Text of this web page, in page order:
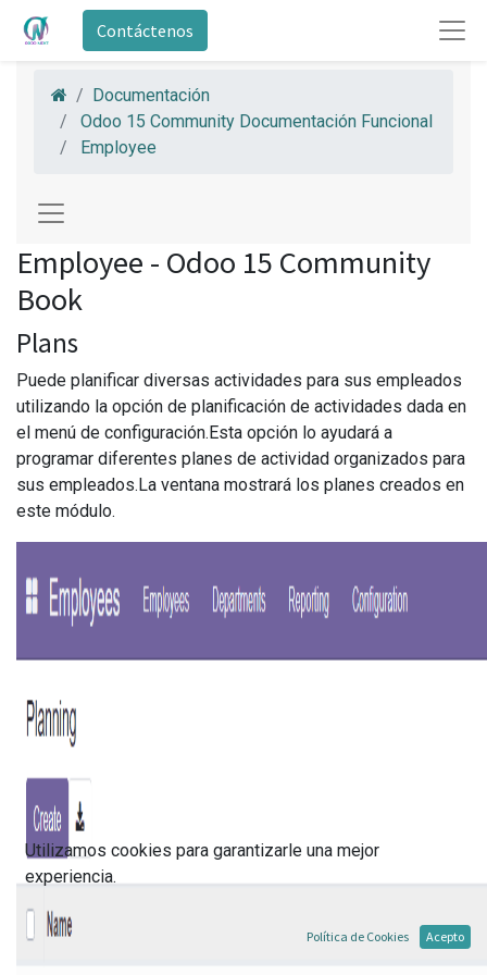
Contáctenos
Documentación
Odoo 15 Community Documentación Funcional
Employee
Employee - Odoo 15 Community
Book
Plans
Puede planificar diversas actividades para sus empleados
utilizando la opción de planificación de actividades dada en
el menú de configuración.Esta opción lo ayudará a
programar diferentes planes de actividad organizados para
sus empleados.La ventana mostrará los planes creados en
este módulo.
Utilizamos cookies para garantizarle una mejor
experiencia.
Política de Cookies Acepto